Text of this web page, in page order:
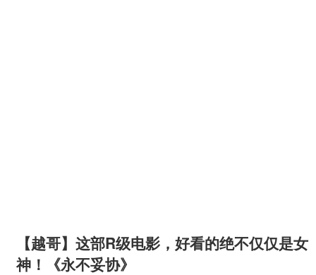
【越哥】这部R级电影，好看的绝不仅仅是女
神！《永不妥协》